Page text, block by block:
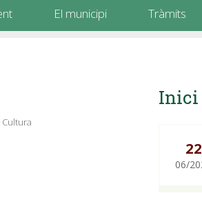
El municipi Tràmits
Inici
22
06/